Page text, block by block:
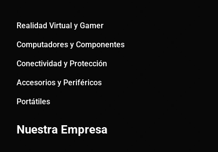
Realidad Virtual y Gamer
Computadores y Componentes
Conectividad y Protección
Accesorios y Periféricos
Portátiles
Nuestra Empresa